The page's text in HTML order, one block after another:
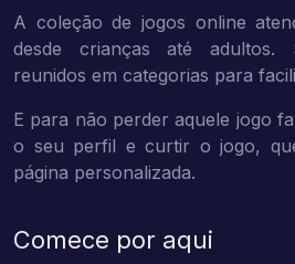
A coleção de jogos online
desde crianças até adultos.
reunidos em categorias para
E para não perder aquele jogo
o seu perfil e curtir o jogo,
página personalizada.
Comece por aqui